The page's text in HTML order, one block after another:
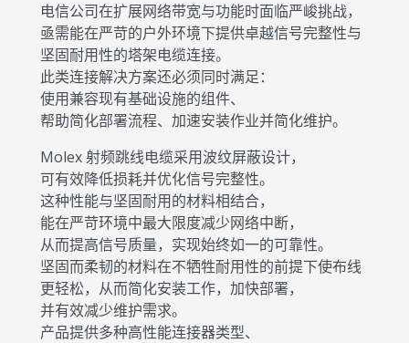
电信公司在扩展网络带宽与功能时面临严峻挑战，
亟需能在严苛的户外环境下提供卓越信号完整性与
坚固耐用性的塔架电缆连接。
此类连接解决方案还必须同时满足：
使用兼容现有基础设施的组件、
帮助简化部署流程、加速安装作业并简化维护。
Molex 射频跳线电缆采用波纹屏蔽设计，
可有效降低损耗并优化信号完整性。
这种性能与坚固耐用的材料相结合，
能在严苛环境中最大限度减少网络中断，
从而提高信号质量，实现始终如一的可靠性。
坚固而柔韧的材料在不牺牲耐用性的前提下使布线
更轻松，从而简化安装工作，加快部署，
并有效减少维护需求。
产品提供多种高性能连接器类型、